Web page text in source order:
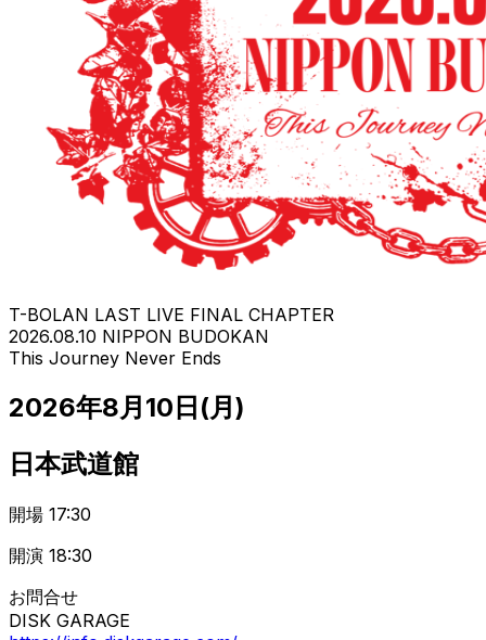
T-BOLAN LAST LIVE FINAL CHAPTER
2026.08.10 NIPPON BUDOKAN
This Journey Never Ends
2026年8月 10 日(月)
日本武道館
開場 17:30
開演 18:30
お問合せ
DISK GARAGE